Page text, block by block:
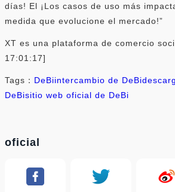
días! El ¡Los casos de uso más
medida que evolucione el mercado!”
XT es una plataforma de comercio
17:01:17]
Tags： DeBiintercambio de DeBi
DeBisitio web oficial de DeBi
oficial